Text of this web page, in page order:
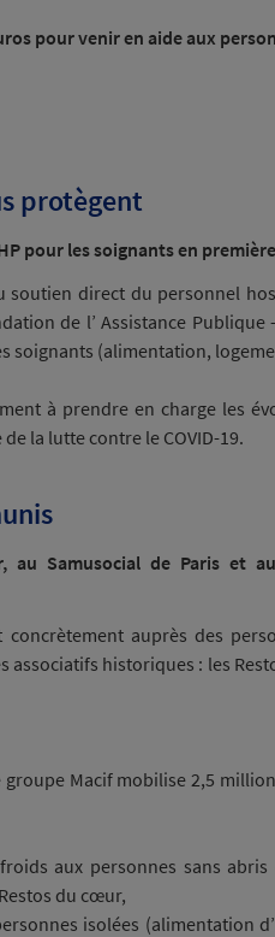
pour venir en aide aux
protègent
pour les soignants en
soutien direct du personnel
de l’ Assistance
soignants (alimentation,
à prendre en charge les
la lutte contre le COVID-19.
au Samusocial de Paris et
auprès des
historiques : les
Macif mobilise 2,5
aux personnes sans
du cœur,
isolées (alimentation